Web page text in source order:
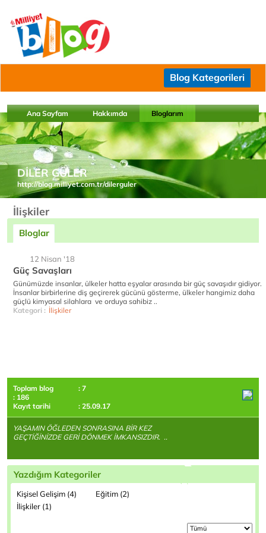
Blog Kategorileri
Ana Sayfam Hakkımda Bloglarım
DİLER GÜLER
http://blog.milliyet.com.tr/dilerguler
İlişkiler
Bloglar
12 Nisan '18
Güç Savaşları
Günümüzde insanlar, ülkeler hatta eşyalar arasında bir güç savaşıdır gidiyor.
İnsanlar birbirlerine diş geçirerek gücünü gösterme, ülkeler hangimiz daha
güçlü kimyasal silahlara ve orduya sahibiz ..
Kategori : İlişkiler
Toplam blog
: 7
: 186
Kayıt tarihi
: 25.09.17
YAŞAMIN ÖĞLEDEN SONRASINA BİR KEZ
GEÇTİĞİNİZDE GERİ DÖNMEK İMKANSIZDIR. ..
Yazdığım Kategoriler
Kişisel Gelişim (4)
Eğitim (2)
İlişkiler (1)